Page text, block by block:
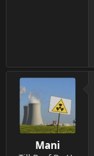
Mani